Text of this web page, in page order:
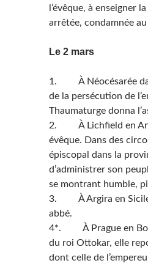
l’évêque, à enseigner
arrêtée, condamnée
Le 2 mars
1. À Néocésarée
de la persécution de
Thaumaturge donna
2. À Lichfield en
évêque. Dans des
épiscopal dans la
d’administrer son
se montrant humble,
3. À Argira en Sicile,
abbé.
4*. À Prague en
du roi Ottokar, elle
dont celle de